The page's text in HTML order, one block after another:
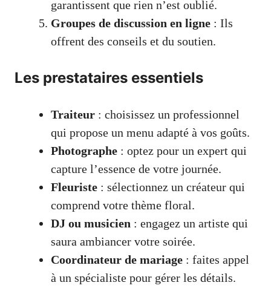
garantissent que rien n’est oublié.
Groupes de discussion en ligne : Ils
offrent des conseils et du soutien.
Les prestataires essentiels
Traiteur : choisissez un professionnel
qui propose un menu adapté à vos goûts.
Photographe : optez pour un expert qui
capture l’essence de votre journée.
Fleuriste : sélectionnez un créateur qui
comprend votre thème floral.
DJ ou musicien : engagez un artiste qui
saura ambiancer votre soirée.
Coordinateur de mariage : faites appel
à un spécialiste pour gérer les détails.